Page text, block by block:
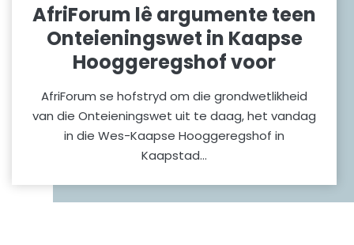
AfriForum lê argumente teen
Onteieningswet in Kaapse
Hooggeregshof voor
AfriForum se hofstryd om die grondwetlikheid
van die Onteieningswet uit te daag, het vandag
in die Wes-Kaapse Hooggeregshof in
Kaapstad…